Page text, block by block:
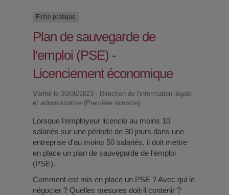
Fiche pratique
Plan de sauvegarde de
l'emploi (PSE) -
Licenciement économique
Vérifié le 30/06/2023 - Direction de l'information légale
et administrative (Première ministre)
Lorsque l'employeur licencie au moins 10
salariés sur une période de 30 jours dans une
entreprise d'au moins 50 salariés, il doit mettre
en place un plan de sauvegarde de l'emploi
(PSE).
Comment est mis en place un PSE ? Avec qui le
négocier ? Quelles mesures doit-il contenir ?